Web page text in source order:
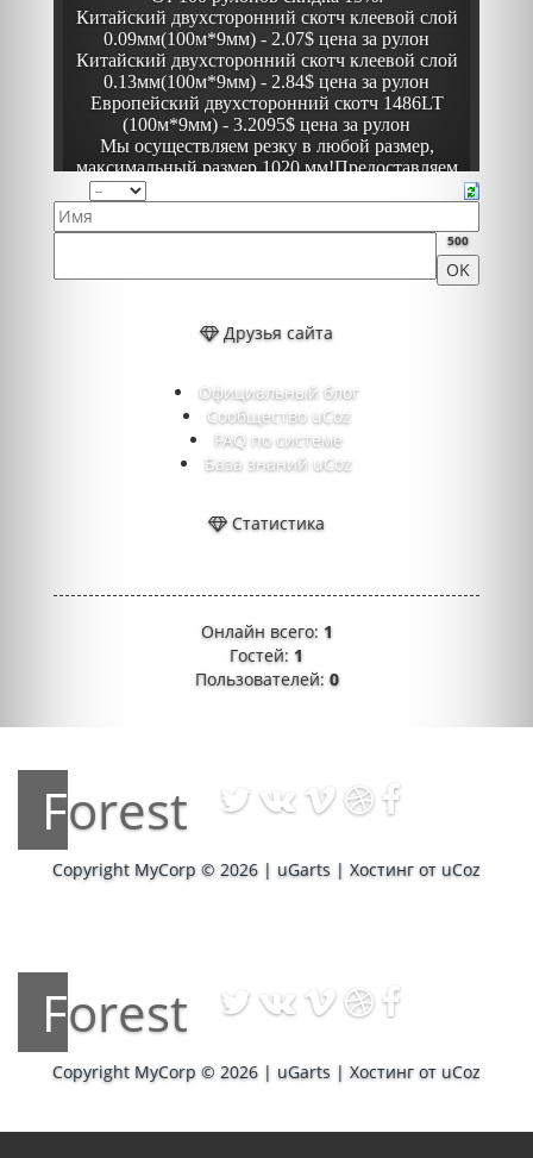
500
Друзья сайта
Официальный блог
Сообщество uCoz
FAQ по системе
База знаний uCoz
Статистика
Онлайн всего: 1
Гостей: 1
Пользователей:0
Forest
Copyright MyCorp © 2026 | uGarts | Хостинг от uCoz
Forest
Copyright MyCorp © 2026 | uGarts | Хостинг от uCoz